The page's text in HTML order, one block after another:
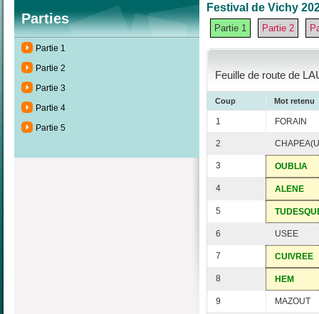
Parties
Partie 1
Partie 2
Partie 3
Partie 4
Partie 5
Festival de Vichy
Partie 1 Partie 2
Feuille de route de
Coup Mot retenu
1 FORAIN
2
3 OUBLIA
4 ALENE
5
6 USEE
7 CUIVREE
8 HEM
9 MAZOUT